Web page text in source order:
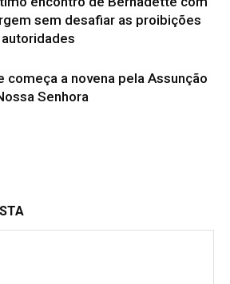
sem desafiar as proibições
começa a novena pela Assunção
Senhora